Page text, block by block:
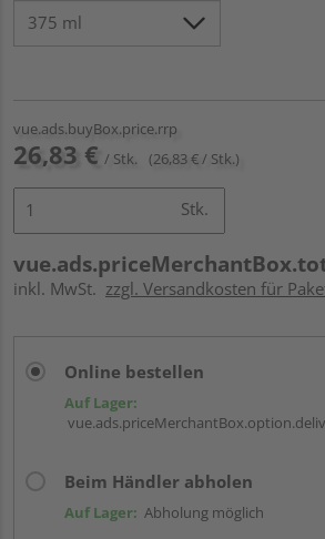
vue.ads.buyBox.price.rrp
26,83 € / Stk. (26,83 € / Stk.)
Stk.
inkl. MwSt. zzgl. Versandkosten für
Online bestellen
Auf Lager:
Beim Händler abholen
Auf Lager: Abholung möglich